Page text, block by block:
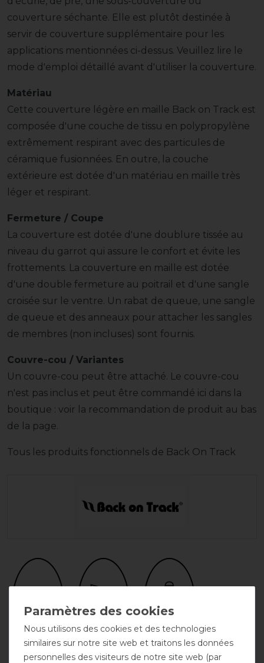
couverture séchante. Elle est plutôt destinée à
servir de couverture supplémentaire pour les
applications mentionnées ci-dessus. Veuillez lire le
mode d'emploi détaillé avant d'utiliser la couverture.
Matériau
Cette couverture légère en maille Back on Track est
composée d'une couche de tissu en polypropylène
extrêmement respirant avec des particules de
céramique fusionnées. En outre, la couche
extérieure est dotée d'un matériau en maille très
léger et respirant.
Fermeture / Coupe
La couverture est dotée d'une doublure tissée au
niveau du garrot qui assure le confort et évite les
frottements. La couverture en maille est dotée
d'une double fermeture au poitrail et d'une sangle
croisée sur le ventre. Un rabat de queue, une sangle
de queue et des anneaux pour attacher les sangles
de membres (non incluses) sont fournis.
Couvre-cou / Variantes
Un couvre-cou peut être attaché. Le couvre-cou
n'est pas inclus et peut être commandé ici dans la
boutique : voir la recommandation de produit au bas
de la page.
Tous les produits fonctionnels de Back On Track
Respirant
Encolure
Gousset
Nous utilisons des cookies et des technologies
similaires sur notre site web et traitons les données
personnelles des visiteurs de notre site web (par